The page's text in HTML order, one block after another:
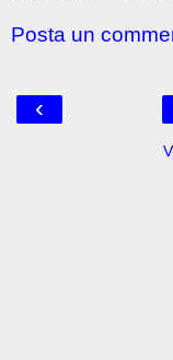
Posta un
‹